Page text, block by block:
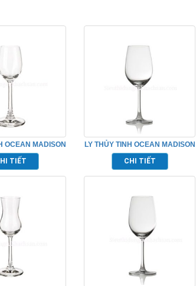
OCEAN MADISON
TP_1015L03
TIẾT
LY THỦY TINH OCEAN MADISON
WHITE WINE TP_1015W12
CHI TIẾT